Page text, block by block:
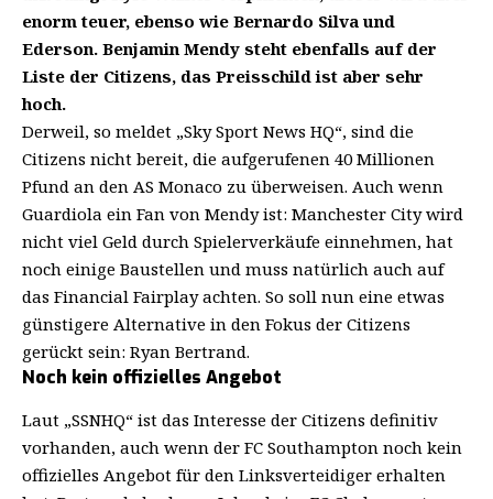
enorm teuer, ebenso wie Bernardo Silva und
Ederson. Benjamin Mendy steht ebenfalls auf der
Liste der Citizens, das Preisschild ist aber sehr
hoch.
Derweil, so meldet „Sky Sport News HQ“, sind die
Citizens nicht bereit, die aufgerufenen 40 Millionen
Pfund an den AS Monaco zu überweisen. Auch wenn
Guardiola ein Fan von Mendy ist: Manchester City wird
nicht viel Geld durch Spielerverkäufe einnehmen, hat
noch einige Baustellen und muss natürlich auch auf
das Financial Fairplay achten. So soll nun eine etwas
günstigere Alternative in den Fokus der Citizens
gerückt sein: Ryan Bertrand.
Noch kein offizielles Angebot
Laut „SSNHQ“ ist das Interesse der Citizens definitiv
vorhanden, auch wenn der FC Southampton noch kein
offizielles Angebot für den Linksverteidiger erhalten